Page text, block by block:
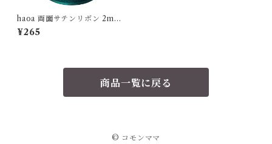
haoa 両面サテンリボン 2mm
幅 3mカット グリーン系 極小
¥265
商品一覧に戻る
© コモンママ